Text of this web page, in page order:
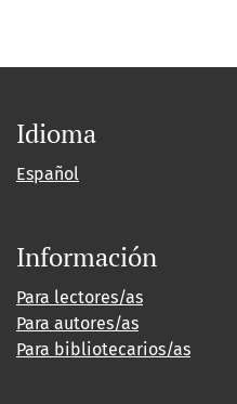
Idioma
Español
Información
Para lectores/as
Para autores/as
Para bibliotecarios/as